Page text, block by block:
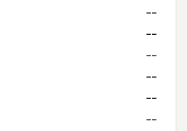
--
--
--
--
--
--